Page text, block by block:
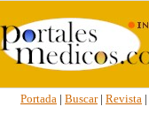
Portada | Buscar| Revista |